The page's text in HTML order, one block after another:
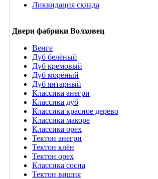
Ликвидация склада
Двери фабрики Волховец
Венге
Дуб белёный
Дуб кремовый
Дуб морёный
Дуб янтарный
Классика анегри
Классика дуб
Классика красное дерево
Классика макоре
Классика орех
Тектон анегри
Тектон клён
Тектон орех
Классика сосна
Тектон вишня